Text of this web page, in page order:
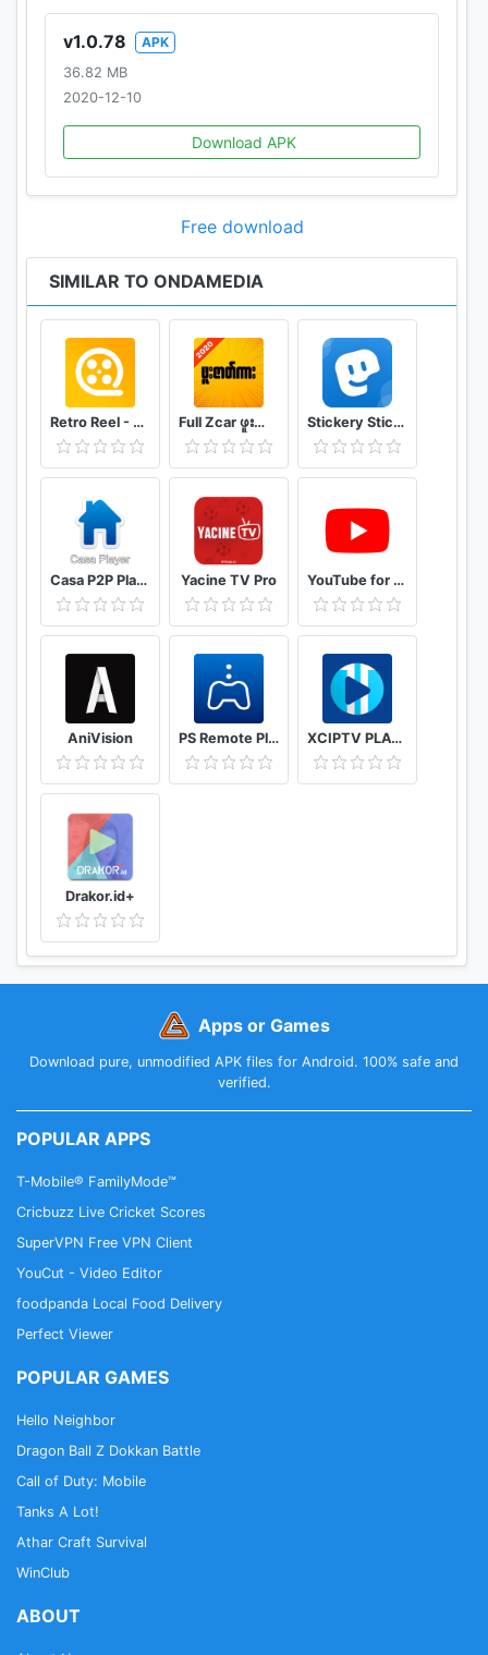
v1.0.78
APK
36.82 MB
2020-12-10
Download APK
Free download
SIMILAR TO ONDAMEDIA
Retro Reel - Stream Old Classic Films Movies Full Zcar ဖူးဇာတ်ကား Stickery Sticker maker for WhatsApp and Telegram
Casa P2P Player Yacine TV Pro YouTube for Android TV
AniVision PS Remote Play XCIPTV PLAYER
Drakor.id+
Apps or Games
Download pure, unmodified APK files for Android. 100% safe and
verified.
POPULAR APPS
T-Mobile® FamilyMode™
Cricbuzz Live Cricket Scores
SuperVPN Free VPN Client
YouCut - Video Editor
foodpanda Local Food Delivery
Perfect Viewer
POPULAR GAMES
Hello Neighbor
Dragon Ball Z Dokkan Battle
Call of Duty: Mobile
Tanks A Lot!
Athar Craft Survival
WinClub
ABOUT